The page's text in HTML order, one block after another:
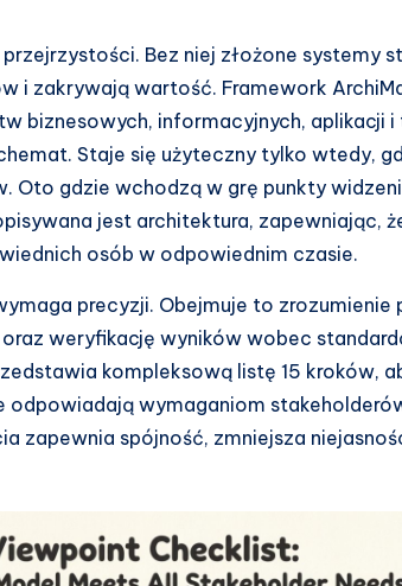
Bez niej złożone systemy
i zakrywają wartość. Framework
biznesowych, informacyjnych, aplikacji
Staje się użyteczny tylko wtedy,
Oto gdzie wchodzą w grę punkty
jest architektura, zapewniając,
osób w odpowiednim czasie.
precyzji. Obejmuje to zrozumienie
weryfikację wyników wobec
kompleksową listę 15 kroków,
wymaganiom
zapewnia spójność, zmniejsza